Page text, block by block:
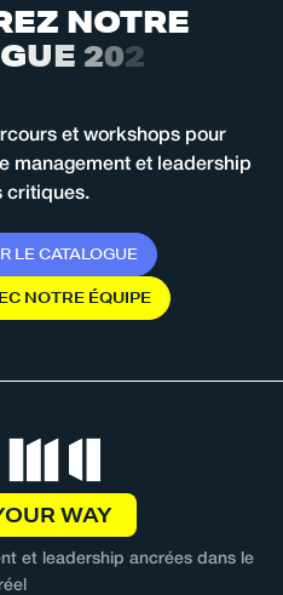
EZ NOTRE
GUE 202
et workshops pour
management et leadership
critiques.
R LE CATALOGUE
EC NOTRE ÉQUIPE
WAY
et leadership ancrées dans le